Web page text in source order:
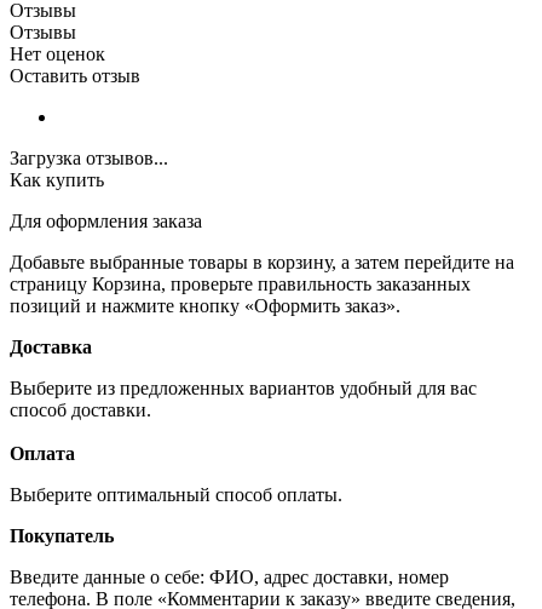
Отзывы
Отзывы
Нет оценок
Оставить отзыв
Загрузка отзывов...
Как купить
Для оформления заказа
Добавьте выбранные товары в корзину, а затем перейдите на
страницу Корзина, проверьте правильность заказанных
позиций и нажмите кнопку «Оформить заказ».
Доставка
Выберите из предложенных вариантов удобный для вас
способ доставки.
Оплата
Выберите оптимальный способ оплаты.
Покупатель
Введите данные о себе: ФИО, адрес доставки, номер
телефона. В поле «Комментарии к заказу» введите сведения,